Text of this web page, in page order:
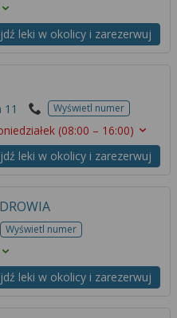
leki w okolicy i zarezerwuj
11 Wyświetl numer
(08:00 – 16:00)
leki w okolicy i zarezerwuj
Wyświetl numer
leki w okolicy i zarezerwuj